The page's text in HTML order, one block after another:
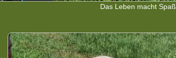
Das Leben macht Spaß